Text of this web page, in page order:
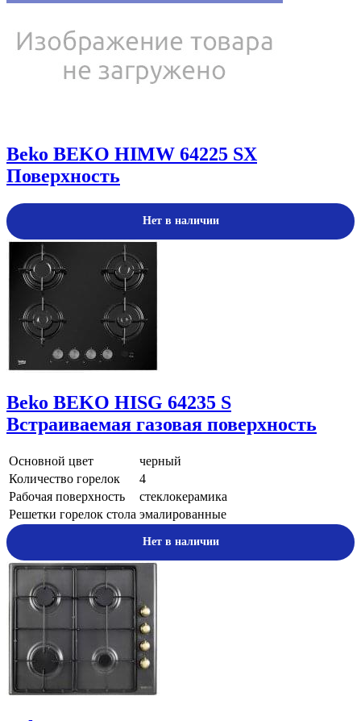
Beko BEKO HIMW 64225 SX
Поверхность
Нет в наличии
Beko BEKO HISG 64235 S
Встраиваемая газовая поверхность
Основной цвет
черный
Количество горелок
4
Рабочая поверхность
стеклокерамика
Решетки горелок стола эмалированные
Нет в наличии